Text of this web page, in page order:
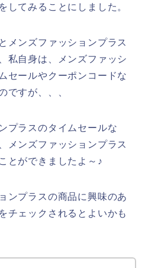
してみることにしました。
メンズファッションプラス
私自身は、メンズファッシ
セールやクーポンコードな
ですが、、、
プラスのタイムセールな
メンズファッションプラス
とができましたよ～♪
ンプラスの商品に興味のあ
チェックされるとよいかも